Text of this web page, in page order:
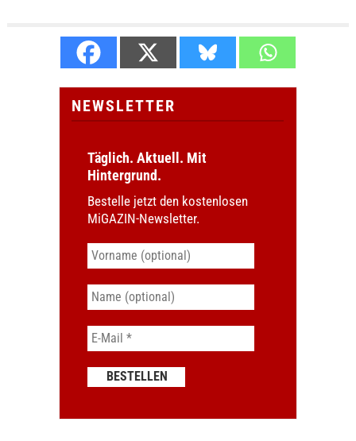
NEWSLETTER
Täglich. Aktuell. Mit
Hintergrund.
Bestelle jetzt den kostenlosen
MiGAZIN-Newsletter.